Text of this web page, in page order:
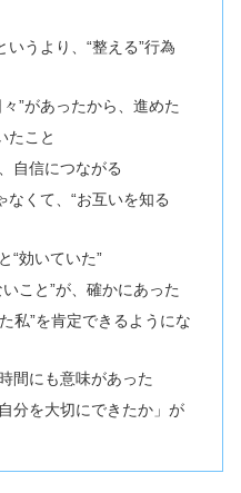
いうより、“整える”行為
”があったから、進めた
たこと
自信につながる
なくて、“お互いを知る
“効いていた”
こと”が、確かにあった
私”を肯定できるようにな
間にも意味があった
分を大切にできたか」が